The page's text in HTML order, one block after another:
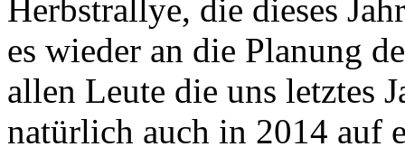
Herbstrallye, die dieses
es wieder an die Planung
allen Leute die uns letztes
natürlich auch in 2014 auf